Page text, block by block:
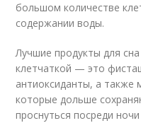
большом количестве
содержании воды.
Лучшие продукты для
клетчаткой — это
антиоксиданты, а
которые дольше
проснуться посреди